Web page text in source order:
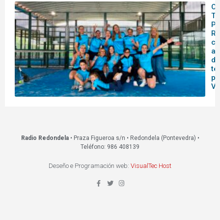
O
da
Radio Redondela• Praza Figueroa s/n • Redondela (Pontevedra) •
Teléfono: 986 408139
Deseño e Programación web: VisualTec Host